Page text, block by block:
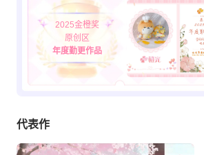
2025金橙奖
原创区
年度勤更作品
代表作